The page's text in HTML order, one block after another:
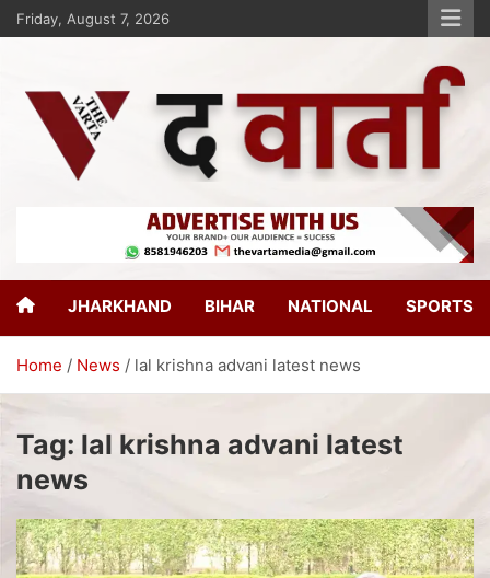
Friday, August 7, 2026
The Varta
JHARKHAND BIHAR NATIONAL SPORTS
Home News lal krishna advani latest news
Tag: lal krishna advani latest
news